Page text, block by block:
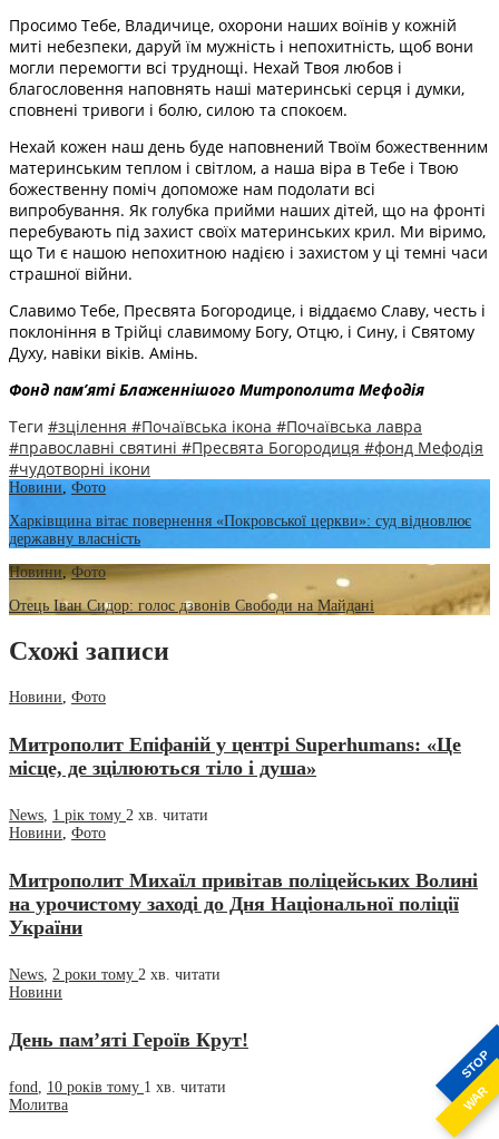
STOP
WAR
Просимо Тебе, Владичице, охорони наших воїнів у кожній
миті небезпеки, даруй їм мужність і непохитність, щоб вони
могли перемогти всі труднощі. Нехай Твоя любов і
благословення наповнять наші материнські серця і думки,
сповнені тривоги і болю, силою та спокоєм.
Нехай кожен наш день буде наповнений Твоїм божественним
материнським теплом і світлом, а наша віра в Тебе і Твою
божественну поміч допоможе нам подолати всі
випробування. Як голубка прийми наших дітей, що на фронті
перебувають під захист своїх материнських крил. Ми віримо,
що Ти є нашою непохитною надією і захистом у ці темні часи
страшної війни.
Славимо Тебе, Пресвята Богородице, і віддаємо Славу, честь і
поклоніння в Трійці славимому Богу, Отцю, і Сину, і Святому
Духу, навіки віків. Амінь.
Фонд пам’яті Блаженнішого Митрополита Мефодія
Теги #зцілення #Почаївська ікона #Почаївська лавра
#православні святині #Пресвята Богородиця #фонд Мефодія
#чудотворні ікони
Новини Фото
Харківщина вітає повернення «Покровської церкви»: суд відновлює
державну власність
Новини Фото
Отець Іван Сидор: голос дзвонів Свободи на Майдані
Схожі записи
Новини, Фото
Митрополит Епіфаній у центрі Superhumans: «Це
місце, де зцілюються тіло і душа»
News, 1 рік тому 2 хв. читати
Новини, Фото
Митрополит Михаїл привітав поліцейських Волині
на урочистому заході до Дня Національної поліції
України
News, 2 роки тому 2 хв. читати
Новини
День пам’яті Героїв Крут!
fond, 10 років тому 1 хв. читати
Молитва